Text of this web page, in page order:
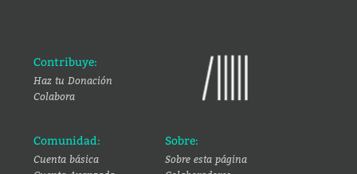
Contribuye:
Haz tu Donación
Colabora
Comunidad:
Cuenta básica
Sobre:
Sobre esta página